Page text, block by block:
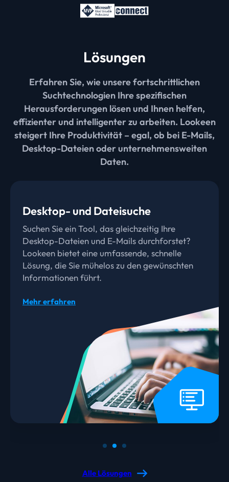
Lösungen
Erfahren Sie, wie unsere fortschrittlichen
Suchtechnologien Ihre spezifischen
Herausforderungen lösen und Ihnen helfen,
effizienter und intelligenter zu arbeiten. Lookeen
steigert Ihre Produktivität – egal, ob bei E-Mails,
Desktop-Dateien oder unternehmensweiten
Daten.
Desktop- und Dateisuche
Suchen Sie ein Tool, das gleichzeitig Ihre
Desktop-Dateien und E-Mails durchforstet?
Lookeen bietet eine umfassende, schnelle
Lösung, die Sie mühelos zu den gewünschten
Informationen führt.
Mehr erfahren
Unternehmenssuche
Ineffiziente Suchvorgänge kosten Unternehmen
jedes Jahr Zeit und Geld. Mit Lookeen
optimieren Sie Ihre Suchprozesse und steigern
die Effizienz im gesamten Unternehmen.
Alle Lösungen